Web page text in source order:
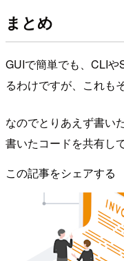
まとめ
GUIで簡単でも、CLI
るわけですが、これも
なのでとりあえず書い
書いたコードを共有し
この記事をシェアする